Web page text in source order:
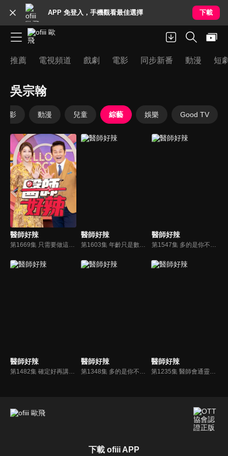
APP 免登入，手機觀看最佳選擇 下載
推薦 電視頻道 戲劇 電影 同步新番 動漫 短
吳宗翰
電影 動漫 兒童 綜藝 娛樂 Good TV
醫師好辣
第1669集 只需要做這些事情！就可快速輕鬆解決小毛病？！
醫師好辣
第1603集 年齡只是數字？檢視身體比實際年齡小vs老？！
醫師好辣
第1547集 多的是你不知道的事！終結疾病、痠痛有可能？
醫師好辣 醫師好辣 醫師好辣
下載 ofiii APP